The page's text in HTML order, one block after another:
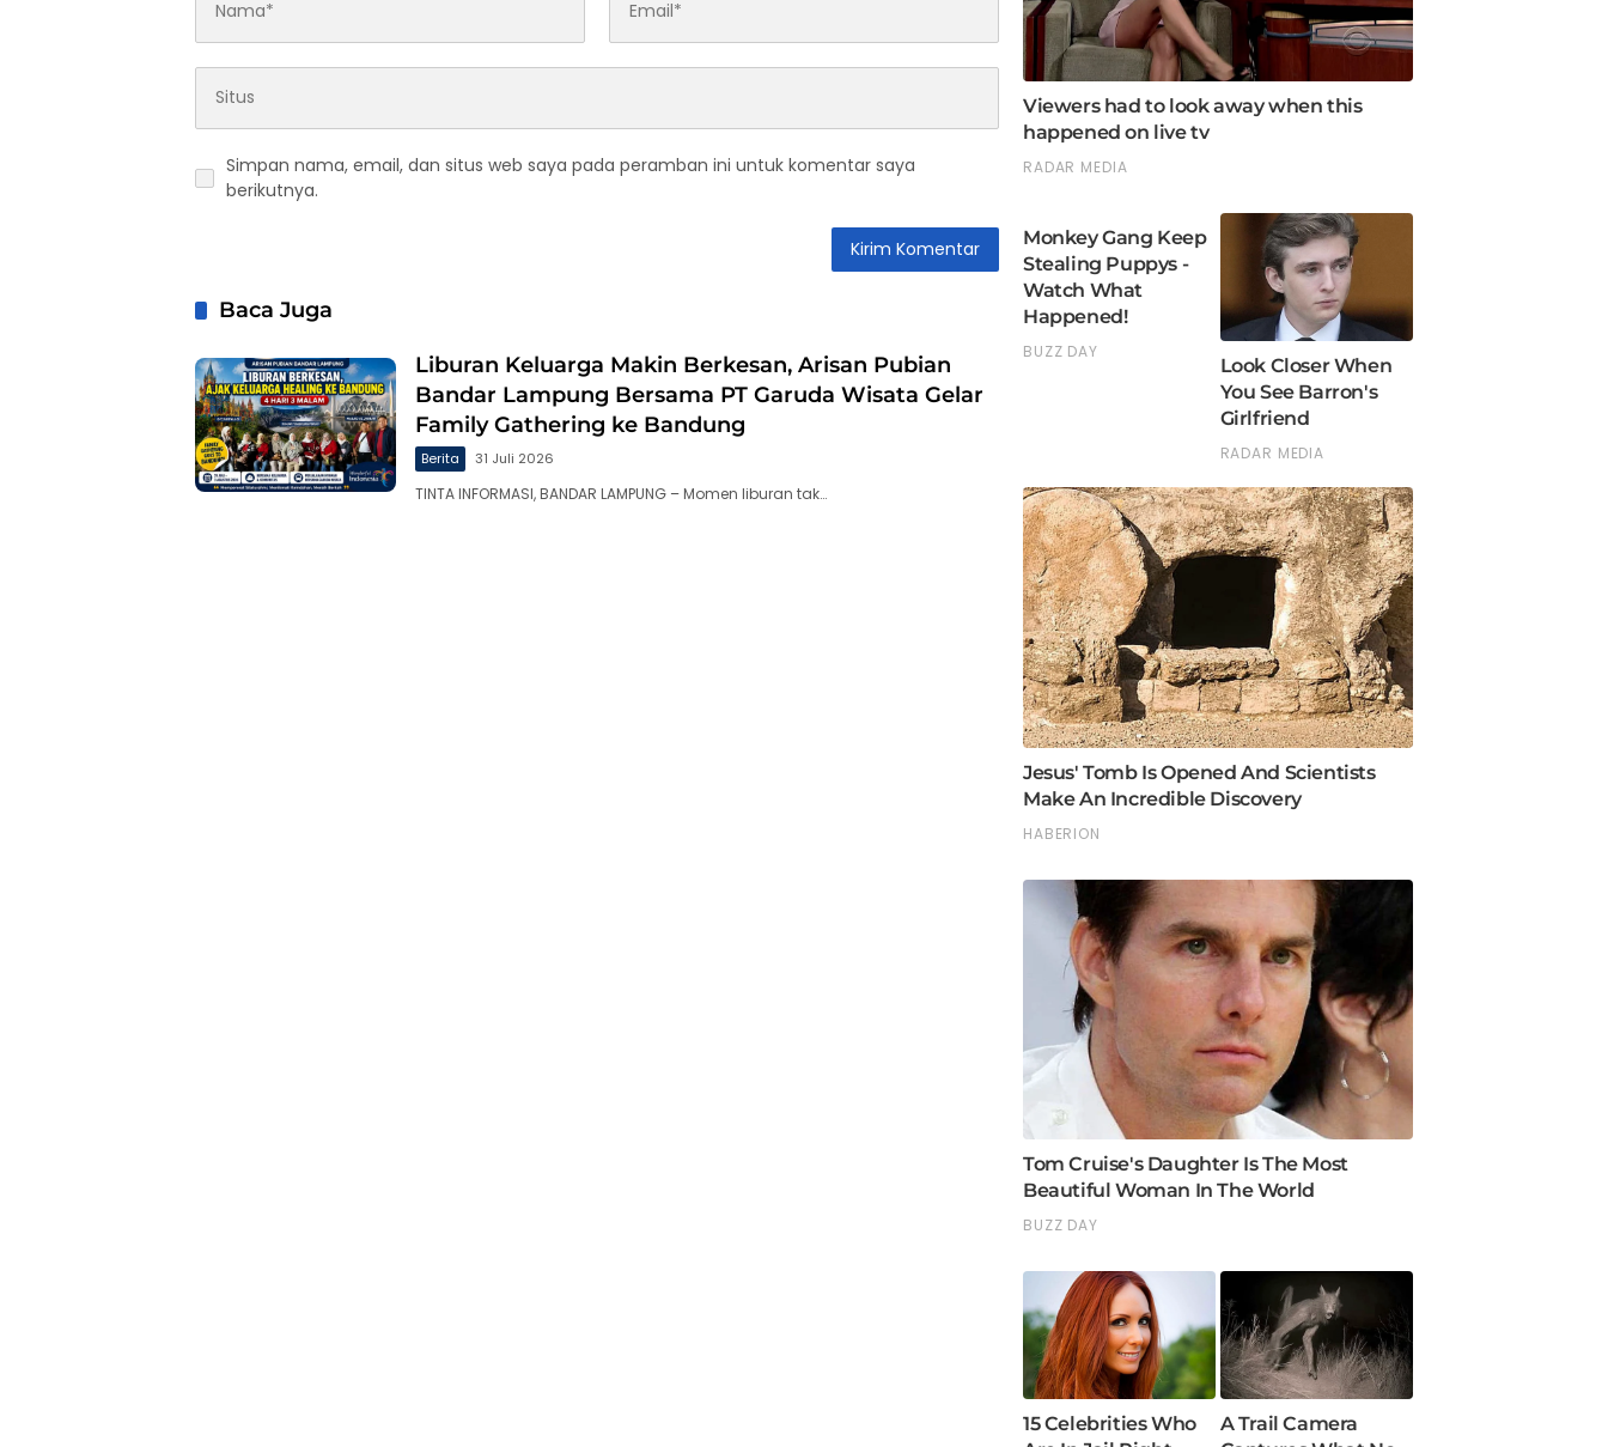
Simpan nama, email, dan situs web saya pada peramban ini untuk komentar saya
berikutnya.
Baca Juga
Liburan Keluarga Makin Berkesan, Arisan Pubian
Bandar Lampung Bersama PT Garuda Wisata Gelar
Family Gathering ke Bandung
Berita 31 Juli 2026
TINTA INFORMASI, BANDAR LAMPUNG – Momen liburan tak…